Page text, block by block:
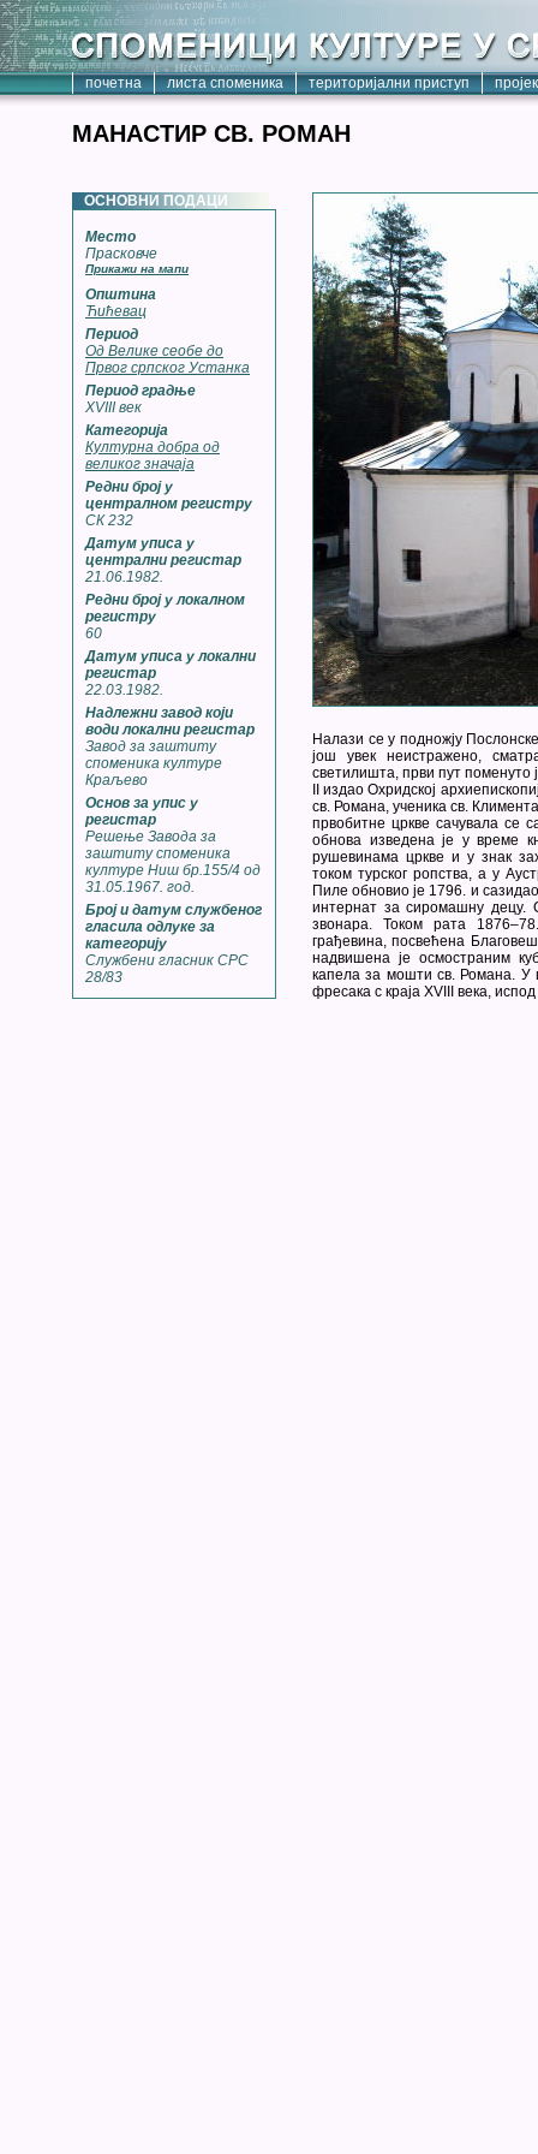
почетна листа споменика територијални приступ
МАНАСТИР СВ. РОМАН
ОСНОВНИ ПОДАЦИ
Место
Прасковче
Прикажи на мапи
Општина
Ћићевац
Период
Од Велике сеобе до
Првог српског Устанка
Период градње
XVIII век
Категорија
Културна добра од
великог значаја
Редни број у
централном регистру
СК 232
Датум уписа у
централни регистар
21.06.1982.
Редни број у локалном
регистру
60
Датум уписа у локални
регистар
22.03.1982.
Надлежни завод који
води локални регистар
Завод за заштиту
споменика културе
Краљево
Основ за упис у
регистар
Решење Завода за
заштиту споменика
културе Ниш бр.155/4 од
31.05.1967. год.
Број и датум службеног
гласила одлуке за
категорију
Службени гласник СРС
28/83
Налази се у подножју
још увек неистражено,
светилишта, први пут поменуто
II издао Охридској
св. Романа, ученика св.
првобитне цркве сачувала се
обнова изведена је у време
рушевинама цркве и у знак
током турског ропства, а у
Пиле обновио је 1796. и
интернат за сиромашну децу.
звонара. Током рата
грађевина, посвећена
надвишена је осмостраним
капела за мошти св. Романа. У
фресака с краја XVIII века,